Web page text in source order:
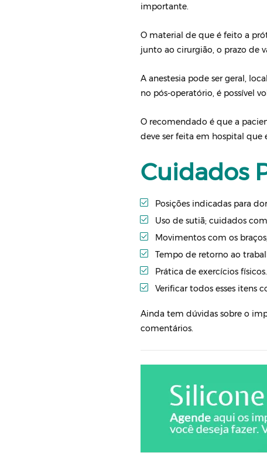
importante.
O material de que é feito a
junto ao cirurgião, o prazo de
A anestesia pode ser geral,
no pós-operatório, é possível
O recomendado é que a
deve ser feita em hospital que
Cuidados
Posições indicadas para
Uso de sutiã; cuidados
Movimentos com os braços;
Tempo de retorno ao
Prática de exercícios físicos.
Verificar todos esses itens
Ainda tem dúvidas sobre o
comentários.